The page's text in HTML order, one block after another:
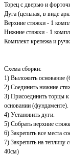
Торец с дверью и
Дуга (цельная, в виде
Верхние стяжки - 1
Нижние стяжки - 1
Комплект крепежа и
Схема сборки:
1) Выложить основание
2) Соединить нижние
3) Присоединить торцы
основании (фундаменте).
4) Установить дуги.
5) Собрать верхние
6) Закрепить все места
7) Закрепить на теплицу
40см)